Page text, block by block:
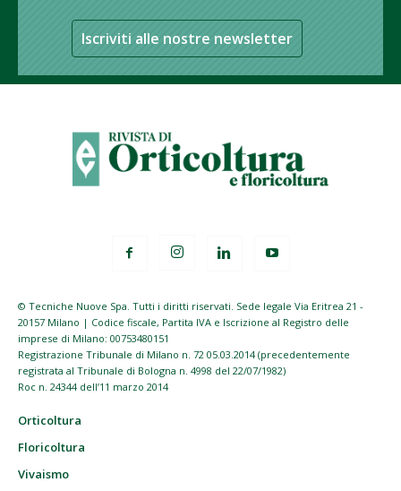
Iscriviti alle nostre newsletter
© Tecniche Nuove Spa. Tutti i diritti riservati. Sede legale Via Eritrea 21 -
20157 Milano | Codice fiscale, Partita IVA e Iscrizione al Registro delle
imprese di Milano: 00753480151
Registrazione Tribunale di Milano n. 72 05.03.2014 (precedentemente
registrata al Tribunale di Bologna n. 4998 del 22/07/1982)
Roc n. 24344 dell’11 marzo 2014
Orticoltura
Floricoltura
Vivaismo